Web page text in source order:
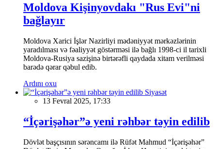
Moldova Kişinyovdakı "Rus Evi"ni
bağlayır
Moldova Xarici İşlər Nazirliyi mədəniyyət mərkəzlərinin
yaradılması və fəaliyyət göstərməsi ilə bağlı 1998-ci il tarixli
Moldova-Rusiya sazişinə birtərəfli qaydada xitam verilməsi
barədə qərar qəbul edib.
Ardını oxu
Siyasət
13 Fevral 2025, 17:33
“İçərişəhər”ə yeni rəhbər təyin edilib
Dövlət başçısının sərəncamı ilə Rüfət Mahmud “İçərişəhər”